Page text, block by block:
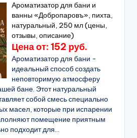
Ароматизатор для бани и
ванны «Добропаровъ», пихта,
натуральный, 250 мл (цены,
отзывы, описание)
Цена от: 152 руб.
Ароматизатор для бани -
идеальный способ создать
неповторимую атмосферу
бане. Этот натуральный
собой смесь специально
масел, которые при испарении
помещение приятным
подходит для...